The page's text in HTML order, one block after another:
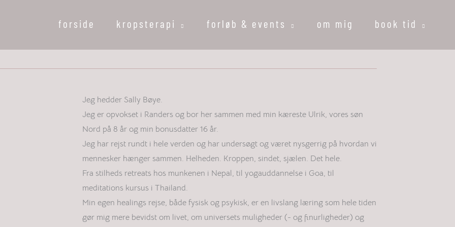
forside kropsterapi forløb & events om mig book tid
Jeg hedder Sally Bøye.
Jeg er opvokset i Randers og bor her sammen med min kæreste Ulrik, vores søn
Nord på 8 år og min bonusdatter 16 år.
Jeg har rejst rundt i hele verden og har undersøgt og været nysgerrig på hvordan vi
mennesker hænger sammen. Helheden. Kroppen, sindet, sjælen. Det hele.
Fra stilheds retreats hos munkenen i Nepal, til yogauddannelse i Goa, til
meditations kursus i Thailand.
Min egen healings rejse, både fysisk og psykisk, er en livslang læring som hele tiden
gør mig mere bevidst om livet, om universets muligheder (- og finurligheder) og